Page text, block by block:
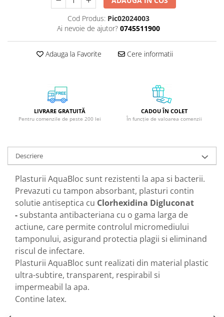
GreenPoint Trade (3 produse)
H3D - O'TOM(2 produse)
Hegron Cosmetics BV (5 produse)
Jack N' Jill (20 produse)
Laboratoarele Remedia (98
produse)
Landgarten GMBH & CO.KG. (13
produse)
Laropharm (25 produse)
Lavera (4 produse)
Liking S.p.A. (3 produse)
Mebra Brasov (54 produse)
Nateen (28 produse)
Nature Tech (11 produse)
Ommia Skincare & Mothercare (9
Produse)
Organic Terra (2 produse)
Protectie Anti-Insecte
Sapun Natural Handmade
Scrub de Corp
Servetele Umede/Hartie Igienica
Uleiuri Esentiale
Cod Produs: Pic02024003
Ai nevoie de ajutor? 0745511900
Adauga la Favorite Cere informatii
LIVRARE GRATUITĂ
Pentru comenzile de peste 200 lei
CADOU ÎN COLET
În funcție de valoarea comenzii
Descriere
Plasturii AquaBloc sunt rezistenti la apa si bacterii.
Prevazuti cu tampon absorbant, plasturi contin
solutie antiseptica cu Clorhexidina Digluconat
- substanta antibacteriana cu o gama larga de
actiune, care permite controlul micromediului
tamponului, asigurand protectia plagii si eliminand
riscul de infectare.
Plasturii AquaBloc sunt realizati din material plastic
ultra-subtire, transparent, respirabil si
impermeabil la apa.
Contine latex.